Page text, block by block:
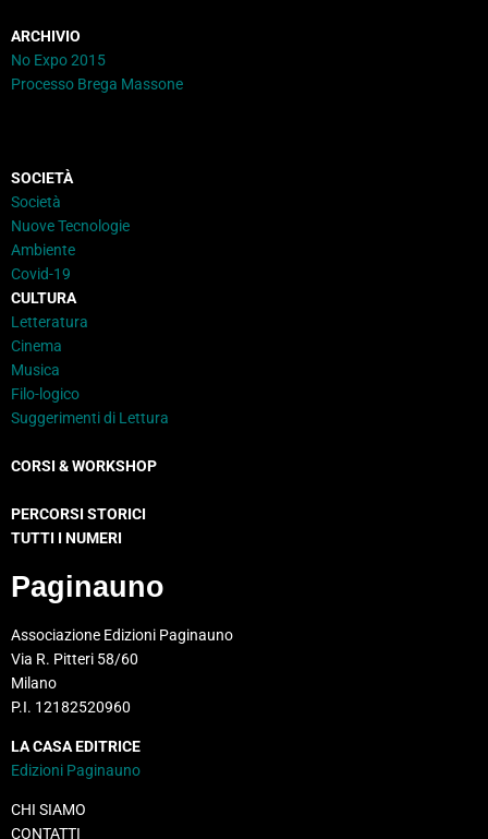
ARCHIVIO
No Expo 2015
Processo Brega Massone
SOCIETÀ
Società
Nuove Tecnologie
Ambiente
Covid-19
CULTURA
Letteratura
Cinema
Musica
Filo-logico
Suggerimenti di Lettura
CORSI & WORKSHOP
PERCORSI STORICI
TUTTI I NUMERI
Paginauno
Associazione Edizioni Paginauno
Via R. Pitteri 58/60
Milano
P.I. 12182520960
LA CASA EDITRICE
Edizioni Paginauno
CHI SIAMO
CONTATTI